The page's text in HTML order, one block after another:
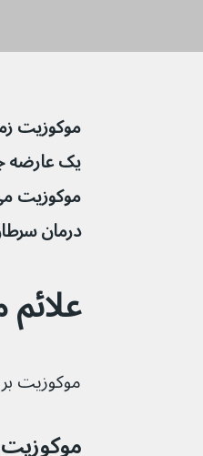
موکوزیت
یک عارضه
درمان
موکوزیت بر